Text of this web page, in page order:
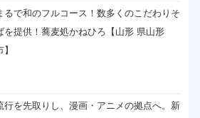
るで和のフルコース！数多くのこだわりそ
を提供！蕎麦処かねひろ【山形 県山形
】
行を先取りし、漫画・アニメの拠点へ。新